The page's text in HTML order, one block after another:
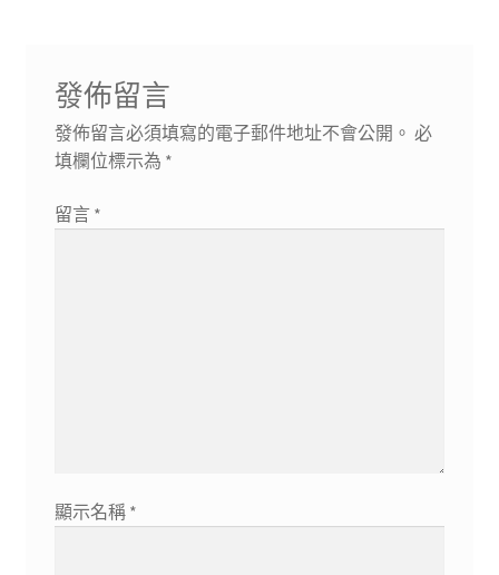
發佈留言
發佈留言必須填寫的電子郵件地址不會公開。 必
填欄位標示為 *
留言 *
顯示名稱 *